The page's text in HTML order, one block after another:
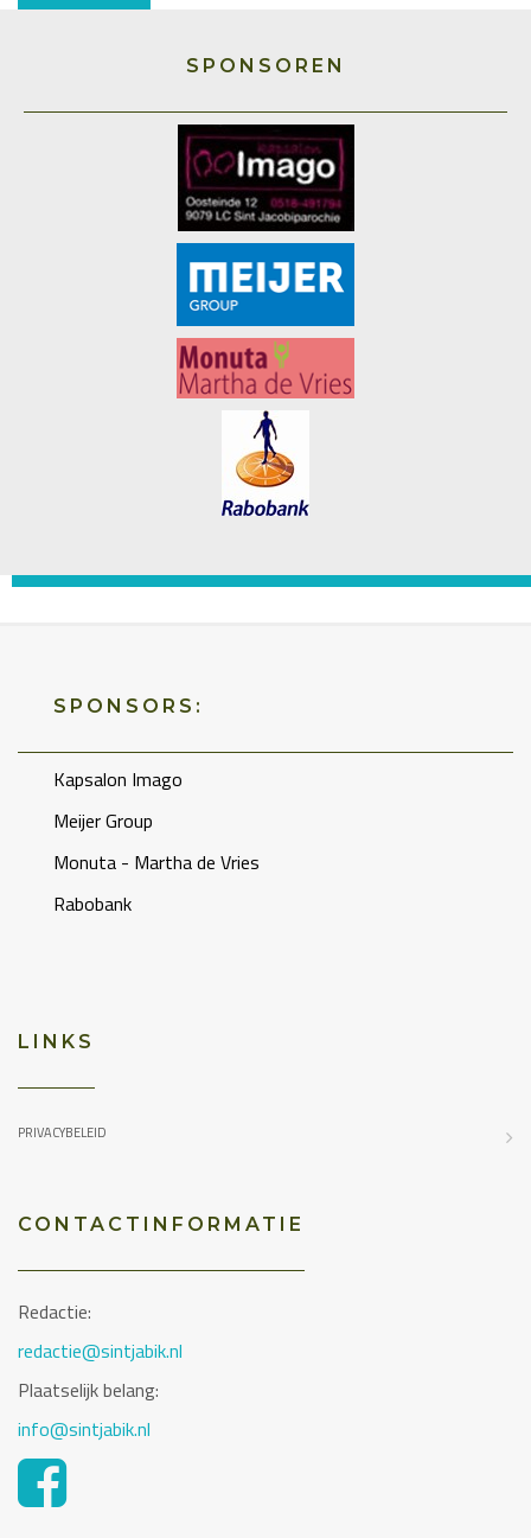
SPONSOREN
SPONSORS:
Kapsalon Imago
Meijer Group
Monuta - Martha de Vries
Rabobank
LINKS
PRIVACYBELEID
CONTACTINFORMATIE
Redactie:
redactie@sintjabik.nl
Plaatselijk belang:
info@sintjabik.nl